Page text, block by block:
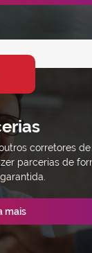
corretores
parcerias de
mais